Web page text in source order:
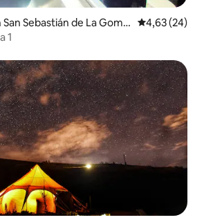
Sebastián de La Gome
Gemiddelde
4,63 (24)
1